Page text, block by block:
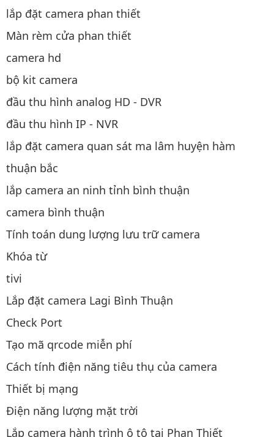
lắp đặt camera phan thiết
Màn rèm cửa phan thiết
camera hd
bộ kit camera
đầu thu hình analog HD - DVR
đầu thu hình IP - NVR
lắp đặt camera quan sát ma lâm huyện hàm
thuận bắc
lắp camera an ninh tỉnh bình thuận
camera bình thuận
Tính toán dung lượng lưu trữ camera
Khóa từ
tivi
Lắp đặt camera Lagi Bình Thuận
Check Port
Tạo mã qrcode miễn phí
Cách tính điện năng tiêu thụ của camera
Thiết bị mạng
Điện năng lượng mặt trời
Lắp camera hành trình ô tô tại Phan Thiết